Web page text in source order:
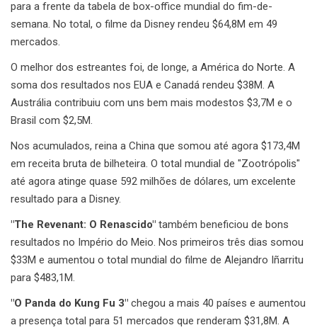
para a frente da tabela de box-office mundial do fim-de-
semana. No total, o filme da Disney rendeu $64,8M em 49
mercados.
O melhor dos estreantes foi, de longe, a América do Norte. A
soma dos resultados nos EUA e Canadá rendeu $38M. A
Austrália contribuiu com uns bem mais modestos $3,7M e o
Brasil com $2,5M.
Nos acumulados, reina a China que somou até agora $173,4M
em receita bruta de bilheteira. O total mundial de "Zootrópolis"
até agora atinge quase 592 milhões de dólares, um excelente
resultado para a Disney.
"The Revenant: O Renascido" também beneficiou de bons
resultados no Império do Meio. Nos primeiros três dias somou
$33M e aumentou o total mundial do filme de Alejandro Iñarritu
para $483,1M.
"O Panda do Kung Fu 3" chegou a mais 40 países e aumentou
a presença total para 51 mercados que renderam $31,8M. A